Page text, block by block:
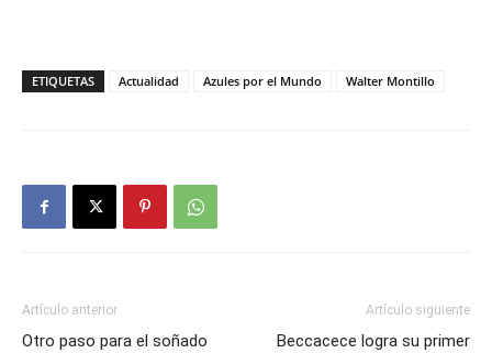
ETIQUETAS Actualidad Azules por el Mundo Walter Montillo
Artículo anterior
Otro paso para el soñado
Artículo siguiente
Beccacece logra su primer